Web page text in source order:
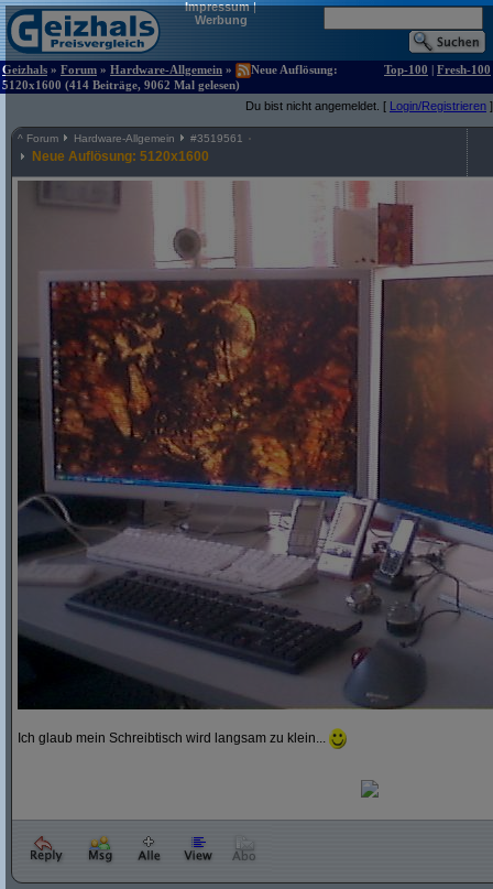
Impressum|
Werbung
Geizhals » Forum » Hardware-Allgemein »
Neue Auflösung:
5120x1600 (414 Beiträge, 9062 Mal gelesen)
Top-100 | Fresh-100
Du bist nicht angemeldet. [ Login/Registrieren ]
^ Forum Hardware-Allgemein #3519561
Neue Auflösung: 5120x1600
Ich glaub mein Schreibtisch wird langsam zu klein...